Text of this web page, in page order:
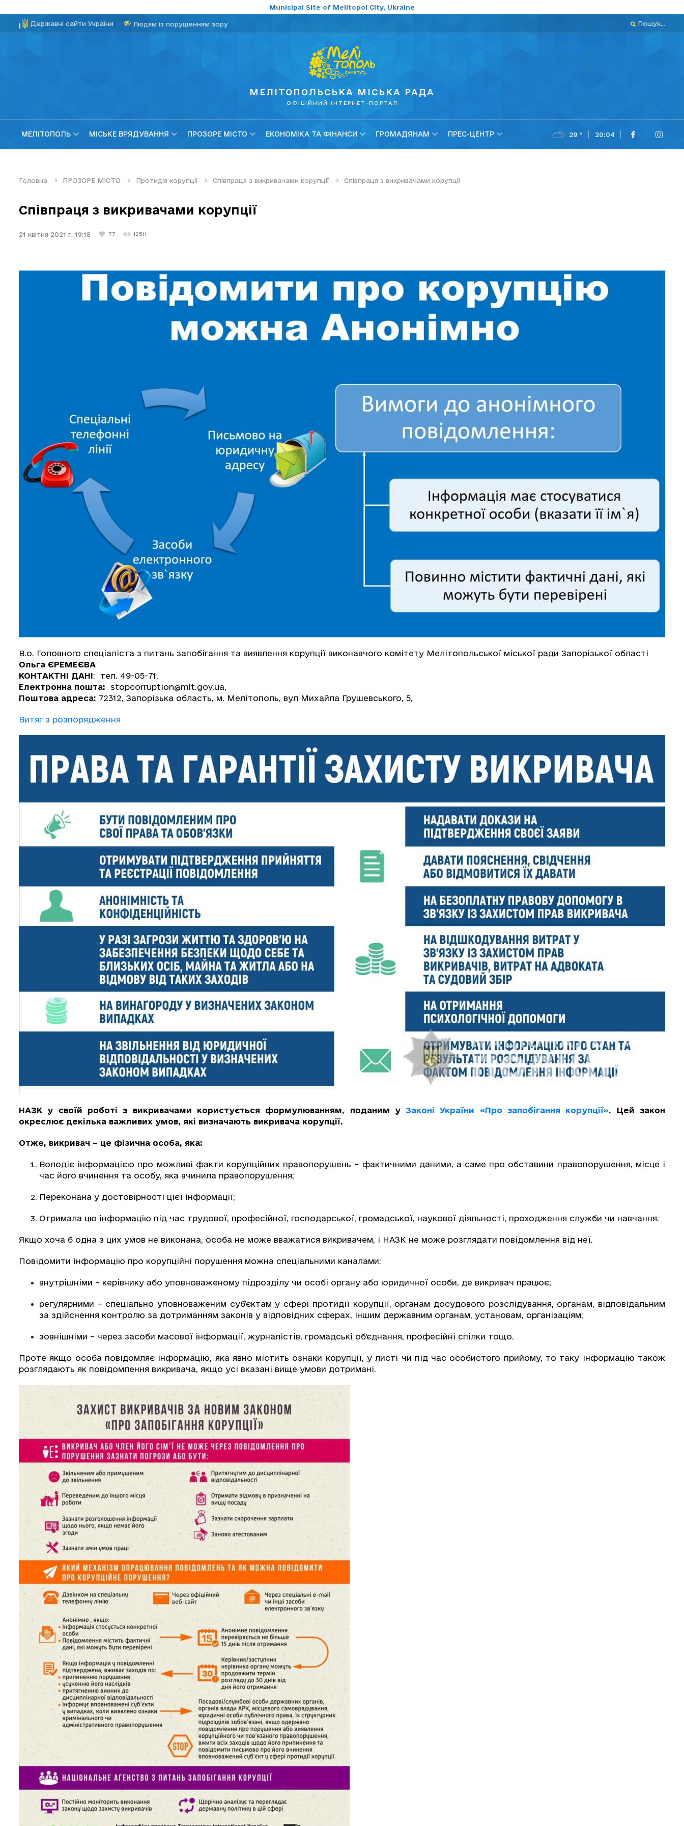
Municipal Site of Melitopol City, Ukraine
Державні сайти України Людям із порушенням зору Пошук...
МЕЛІТОПОЛЬСЬКА МІСЬКА РАДА
ОФІЦІЙНИЙ ІНТЕРНЕТ-ПОРТАЛ
МЕЛІТОПОЛЬ МІСЬКЕ ВРЯДУВАННЯ ПРОЗОРЕ МІСТО ЕКОНОМІКА ТА ФІНАНСИ ГРОМАДЯНАМ ПРЕС-ЦЕНТР 29 ° 20:04
Головна ПРОЗОРЕ МІСТО Протидія корупції Співпраця з викривачами корупції Співпраця з викривачами корупції
Співпраця з викривачами корупції
21 квітня 2021 г. 19:18 77 12511
В.о. Головного спеціаліста з питань запобігання та виявлення корупції виконавчого комітету Мелітопольської міської ради Запорізької області
Ольга ЄРЕМЕЄВА
КОНТАКТНІ ДАНІ: тел. 49-05-71,
Електронна пошта:
stopcorruption@mlt.gov.ua,
Поштова адреса: 72312, Запорізька область, м. Мелітополь, вул Михайла Грушевського, 5,
Витяг з розпорядження
НАЗК у своїй роботі з викривачами користується формулюванням, поданим уЗаконі України «Про запобігання корупції». Цей закон
окреслює декілька важливих умов, які визначають викривача корупції.
Отже, викривач – це фізична особа, яка:
Володіє інформацією про можливі факти корупційних правопорушень – фактичними даними, а саме про обставини правопорушення, місце і
час його вчинення та особу, яка вчинила правопорушення;
Переконана у достовірності цієї інформації;
Отримала цю інформацію під час трудової, професійної, господарської, громадської, наукової діяльності, проходження служби чи навчання.
Якщо хоча б одна з цих умов не виконана, особа не може вважатися викривачем, і НАЗК не може розглядати повідомлення від неї.
Повідомити інформацію про корупційні порушення можна спеціальними каналами:
внутрішніми – керівнику або уповноваженому підрозділу чи особі органу або юридичної особи, де викривач працює;
регулярними – спеціально уповноваженим суб’єктам у сфері протидії корупції, органам досудового розслідування, органам, відповідальним
за здійснення контролю за дотриманням законів у відповідних сферах, іншим державним органам, установам, організаціям;
зовнішніми – через засоби масової інформації, журналістів, громадські об’єднання, професійні спілки тощо.
Проте якщо особа повідомляє інформацію, яка явно містить ознаки корупції, у листі чи під час особистого прийому, то таку інформацію також
розглядають як повідомлення викривача, якщо усі вказані вище умови дотримані.